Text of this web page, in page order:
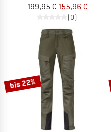
199,95 € 155,96 €
(0)
bis 22%